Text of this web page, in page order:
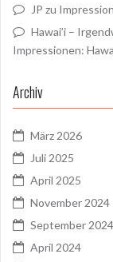
JP zu
Hawai’i –
Impressionen:
Archiv
März 2026
Juli 2025
April 2025
November 2024
September 2024
April 2024